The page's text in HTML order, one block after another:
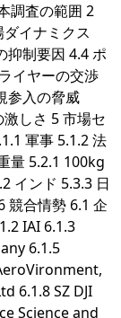
調査の範囲 2
イナミクス
抑制要因 4.4 ポ
イヤーの交渉
参入の脅威
しさ 5 市場セ
軍事 5.1.2 法
量 5.2.1 100kg
インド 5.3.3 日
競合情勢 6.1 企
IAI 6.1.3
6.1.5
6.1.8 SZ DJI
Science and